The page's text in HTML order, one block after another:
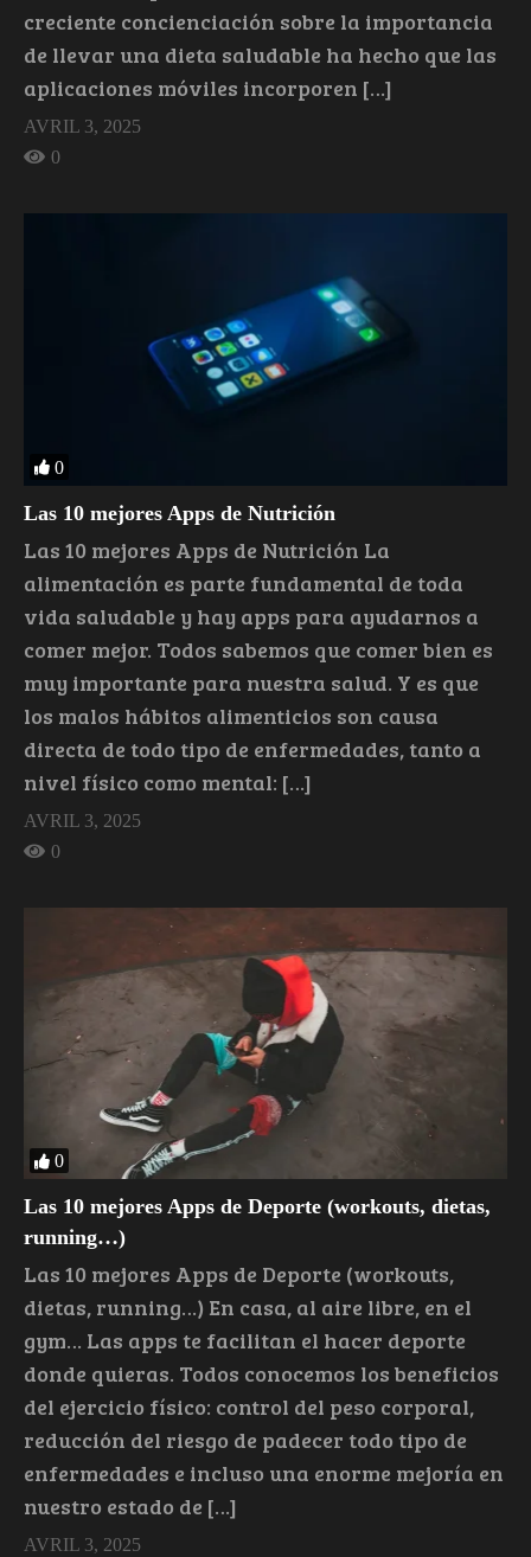
creciente concienciación sobre la importancia
de llevar una dieta saludable ha hecho que las
aplicaciones móviles incorporen […]
AVRIL 3, 2025
0
0
Las 10 mejores Apps de Nutrición
Las 10 mejores Apps de Nutrición La
alimentación es parte fundamental de toda
vida saludable y hay apps para ayudarnos a
comer mejor. Todos sabemos que comer bien es
muy importante para nuestra salud. Y es que
los malos hábitos alimenticios son causa
directa de todo tipo de enfermedades, tanto a
nivel físico como mental: […]
AVRIL 3, 2025
0
0
Las 10 mejores Apps de Deporte (workouts, dietas,
running…)
Las 10 mejores Apps de Deporte (workouts,
dietas, running…) En casa, al aire libre, en el
gym… Las apps te facilitan el hacer deporte
donde quieras. Todos conocemos los beneficios
del ejercicio físico: control del peso corporal,
reducción del riesgo de padecer todo tipo de
enfermedades e incluso una enorme mejoría en
nuestro estado de […]
AVRIL 3, 2025